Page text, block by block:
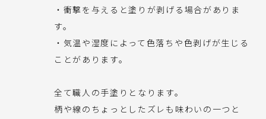
・衝撃を与えると塗りが剥げる場合がありま
す。
・気温や湿度によって色落ちや色剥げが生じる
ことがあります。
全て職人の手塗りとなります。
柄や線のちょっとしたズレも味わいの一つと